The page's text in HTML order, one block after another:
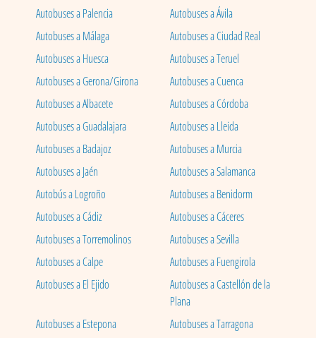
Autobuses a Palencia
Autobuses a Ávila
Autobuses a Málaga
Autobuses a Ciudad Real
Autobuses a Huesca
Autobuses a Teruel
Autobuses a Gerona/Girona
Autobuses a Cuenca
Autobuses a Albacete
Autobuses a Córdoba
Autobuses a Guadalajara
Autobuses a Lleida
Autobuses a Badajoz
Autobuses a Murcia
Autobuses a Jaén
Autobuses a Salamanca
Autobús a Logroño
Autobuses a Benidorm
Autobuses a Cádiz
Autobuses a Cáceres
Autobuses a Torremolinos
Autobuses a Sevilla
Autobuses a Calpe
Autobuses a Fuengirola
Autobuses a El Ejido
Autobuses a Castellón de la
Plana
Autobuses a Estepona
Autobuses a Tarragona